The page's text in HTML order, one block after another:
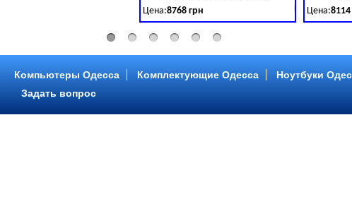
Цена:8768 грн Код товара:
Intel Core ™ i3 2 ядра 3.50GHz,ОЗУ: 2 GB, DDR 3
Цена:8114
Intel Core ™
Компьютеры Одесса Комплектующие Одесса Ноутбуки
Задать вопрос